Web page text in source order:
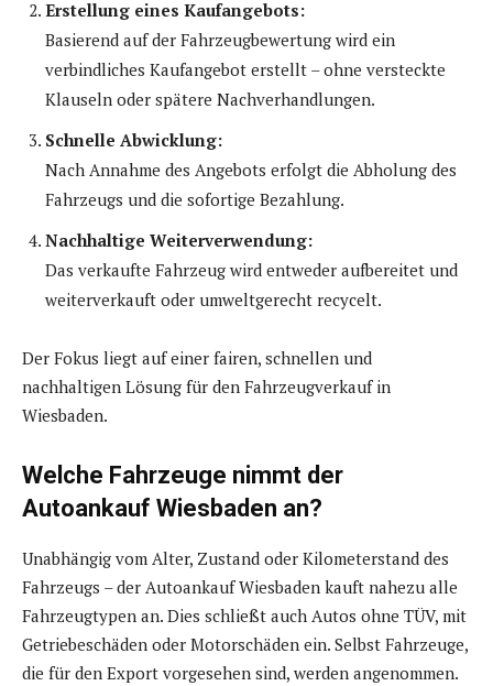
Erstellung eines Kaufangebots:
Basierend auf der Fahrzeugbewertung wird ein
verbindliches Kaufangebot erstellt – ohne versteckte
Klauseln oder spätere Nachverhandlungen.
Schnelle Abwicklung:
Nach Annahme des Angebots erfolgt die Abholung des
Fahrzeugs und die sofortige Bezahlung.
Nachhaltige Weiterverwendung:
Das verkaufte Fahrzeug wird entweder aufbereitet und
weiterverkauft oder umweltgerecht recycelt.
Der Fokus liegt auf einer fairen, schnellen und
nachhaltigen Lösung für den Fahrzeugverkauf in
Wiesbaden.
Welche Fahrzeuge nimmt der
Autoankauf Wiesbaden an?
Unabhängig vom Alter, Zustand oder Kilometerstand des
Fahrzeugs – der Autoankauf Wiesbaden kauft nahezu alle
Fahrzeugtypen an. Dies schließt auch Autos ohne TÜV, mit
Getriebeschäden oder Motorschäden ein. Selbst Fahrzeuge,
die für den Export vorgesehen sind, werden angenommen.